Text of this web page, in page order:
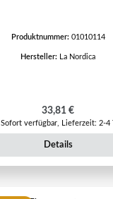
Produktnummer: 01010114
Hersteller: La Nordica
Regulärer Preis:
33,81 €
Sofort verfügbar, Lieferzeit: 2-4
Details